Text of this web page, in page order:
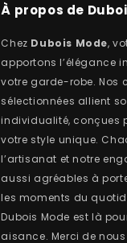
À propos de
Chez Dubois Mode,
apportons l’élégance
votre garde-robe. Nos
sélectionnées allient
individualité, conçues
votre style unique.
l’artisanat et notre
aussi agréables à
les moments du
Dubois Mode est là
aisance. Merci de